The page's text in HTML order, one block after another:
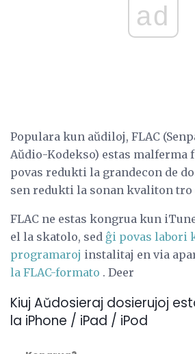
ad
Populara kun aŭdiloj, FLAC
Aŭdio-Kodekso) estas malferma
povas redukti la grandecon de
sen redukti la sonan kvaliton tro
FLAC ne estas kongrua kun
el la skatolo, sed ĝi povas labori
programaroj instalitaj en via
la FLAC-formato . Deer
Kiuj Aŭdosieraj dosierujoj
la iPhone / iPad / iPod